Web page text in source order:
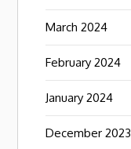
March 2024
February 2024
January 2024
December 2023